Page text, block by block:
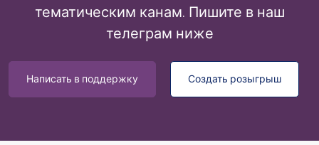
тематическим канам. Пишите в наш
телеграм ниже
Написать в поддержку Создать розыгрыш